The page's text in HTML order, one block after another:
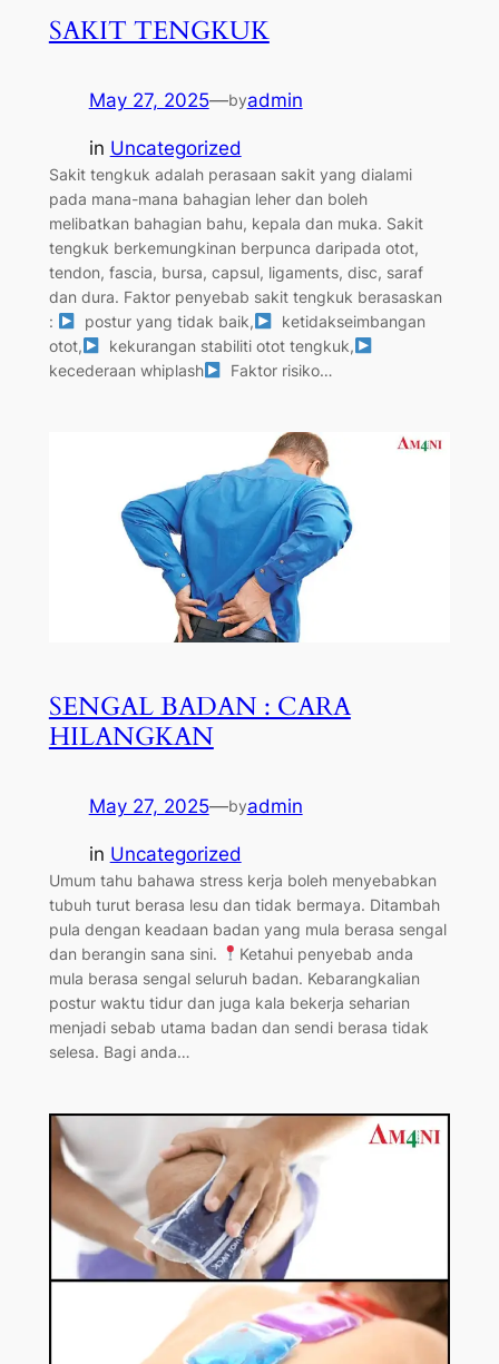
SAKIT TENGKUK
May 27, 2025—byadmin
in Uncategorized
Sakit tengkuk adalah perasaan sakit yang dialami
pada mana-mana bahagian leher dan boleh
melibatkan bahagian bahu, kepala dan muka. Sakit
tengkuk berkemungkinan berpunca daripada otot,
tendon, fascia, bursa, capsul, ligaments, disc, saraf
dan dura. Faktor penyebab sakit tengkuk berasaskan
:
postur yang tidak baik,
ketidakseimbangan
otot,
kekurangan stabiliti otot tengkuk,
kecederaan whiplash
Faktor risiko…
SENGAL BADAN : CARA
HILANGKAN
May 27, 2025—byadmin
in Uncategorized
Umum tahu bahawa stress kerja boleh menyebabkan
tubuh turut berasa lesu dan tidak bermaya. Ditambah
pula dengan keadaan badan yang mula berasa sengal
dan berangin sana sini.
Ketahui penyebab anda
mula berasa sengal seluruh badan. Kebarangkalian
postur waktu tidur dan juga kala bekerja seharian
menjadi sebab utama badan dan sendi berasa tidak
selesa. Bagi anda…